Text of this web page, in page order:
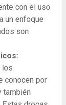
con el uso
un enfoque
son
los
conocen por
también